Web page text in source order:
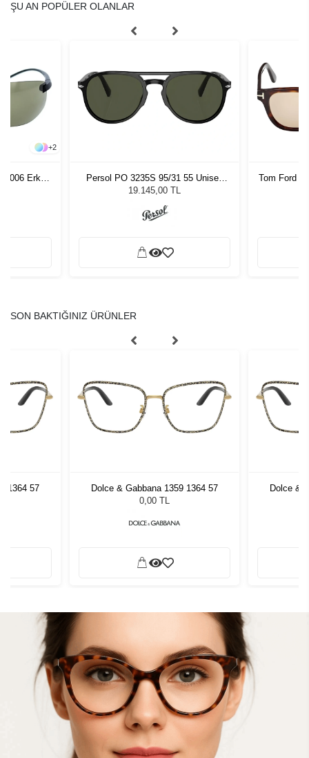
ŞU AN POPÜLER OLANLAR
+2
Erkek
Persol PO 3235S 95/31 55 Unisex
Güneş Gözlüğü
19.145,00 TL
Tom Ford
SON BAKTIĞINIZ ÜRÜNLER
1364 57
Dolce & Gabbana 1359 1364 57
0,00 TL
Dolce &